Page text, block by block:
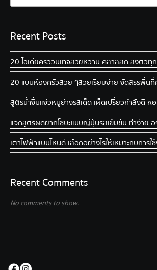
Recent Posts
20 ไอเดียครัววินเทจ สวยหวาน คลาสสิก ลงตัวทุ
20 แบบห้องครัวสวย ๆ สวยเรียบง่าย จัดสรรพื้น
สูตรน้ำจิ้มแจ่วหมูย่าง รสเด็ด เผ็ดเปรี้ยวกำลังดี ห
แจกสูตรผัดยากิโซบะแบบญี่ปุ่น รสเข้มข้น ทำง่าย
เตาไฟฟ้าแบบไหนดี เลือกอย่างไรให้เหมาะกับการใ
Recent Comments
No comments to show.